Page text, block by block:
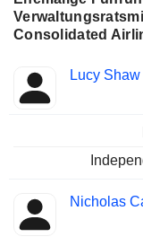
Consolidated
Insider
Besetzte
Positionen
Lucy Shaw
Nicholas